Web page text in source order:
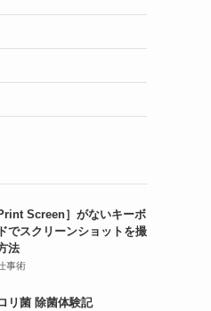
Print Screen］がないキーボ
でスクリーンショットを撮
法
事術
リ菌 除菌体験記